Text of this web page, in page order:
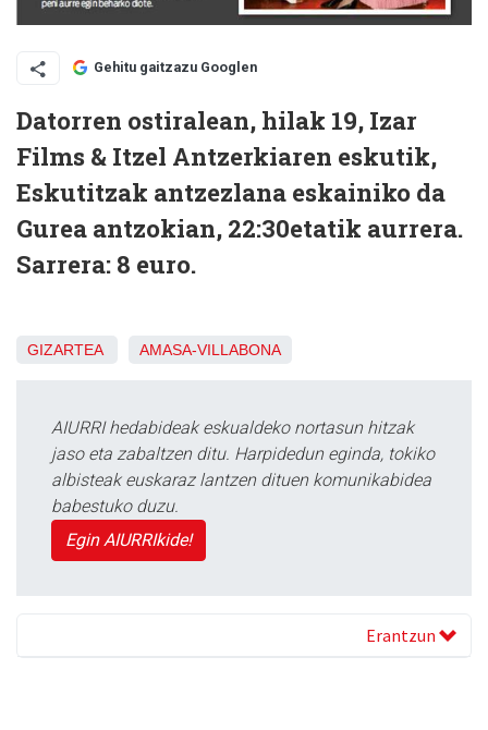
Gehitu gaitzazu Googlen
Datorren ostiralean, hilak 19, Izar
Films & Itzel Antzerkiaren eskutik,
Eskutitzak antzezlana eskainiko da
Gurea antzokian, 22:30etatik aurrera.
Sarrera: 8 euro.
GIZARTEA AMASA-VILLABONA
AIURRI hedabideak eskualdeko nortasun hitzak
jaso eta zabaltzen ditu. Harpidedun eginda, tokiko
albisteak euskaraz lantzen dituen komunikabidea
babestuko duzu.
Egin AIURRIkide!
Erantzun